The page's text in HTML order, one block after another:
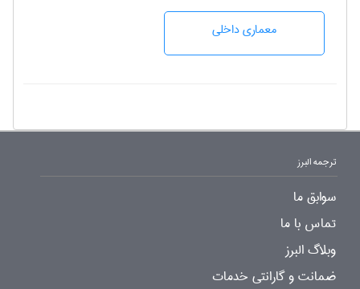
معماری داخلی
ترجمه البرز
سوابق ما
تماس با ما
وبلاگ البرز
ضمانت و گارانتی خدمات